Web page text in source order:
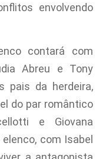
envolvendo
contará com
Abreu e Tony
pais da herdeira,
do par romântico
e Giovana
com Isabel